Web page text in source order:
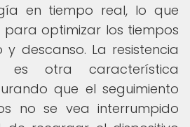
en tiempo real, lo que
para optimizar los tiempos
descanso. La resistencia
otra característica
que el seguimiento
no se vea interrumpido